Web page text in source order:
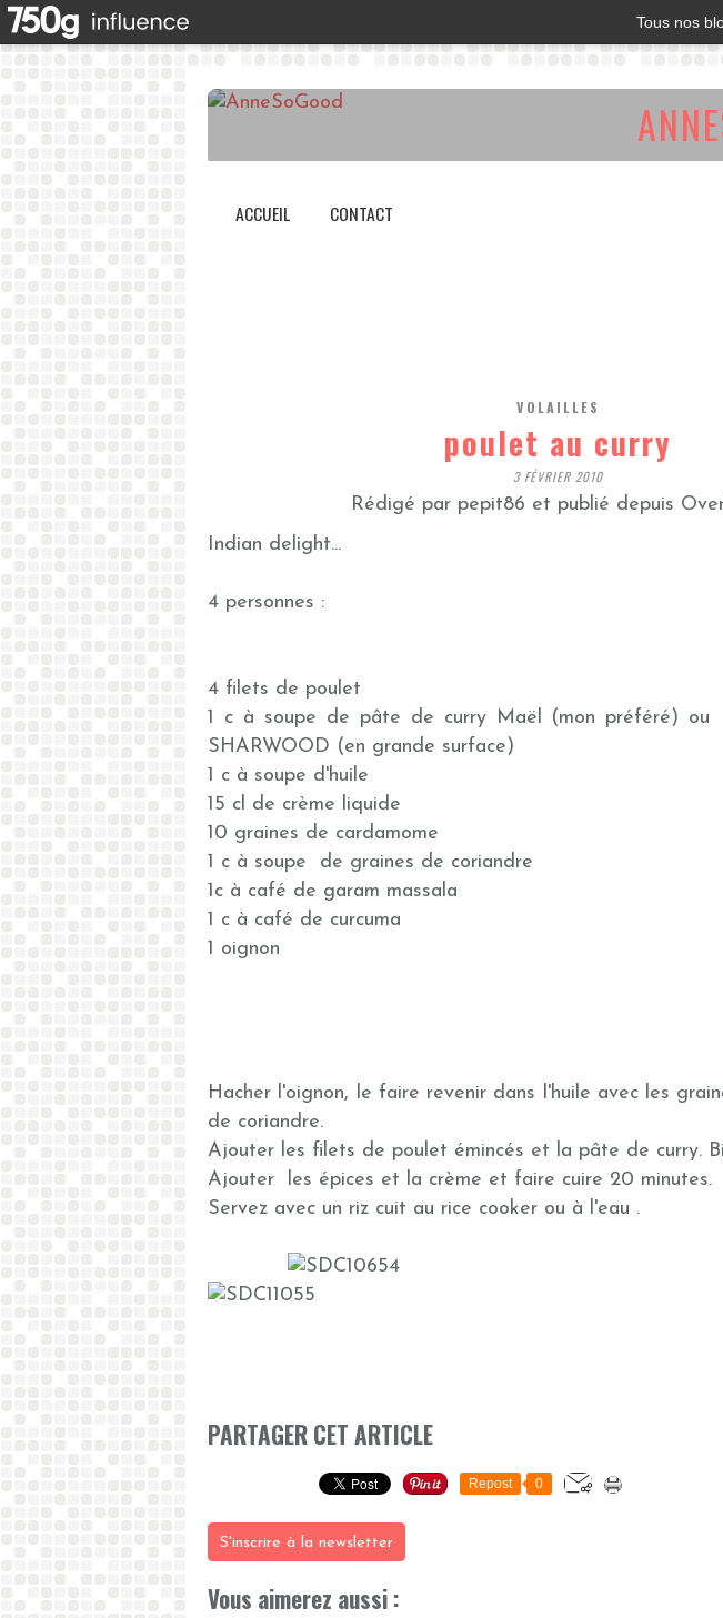
Tous nos
ACCUEIL CONTACT
VOLAILLES
poulet au curry
3 FÉVRIER 2010
Rédigé par pepit86 et publié depuis
Indian delight...
4 personnes :
4 filets de poulet
1 c à soupe de pâte de curry Maël (mon préféré)
SHARWOOD (en grande
1 c à soupe d'huile
15 cl de crème liquide
10 graines de cardamome
1 c à soupe de graines de coriandre
1c à café de garam massala
1 c à café de curcuma
1 oignon
Hacher l'oignon, le faire revenir dans l'huile avec les
de coriandre.
Ajouter les filets de poulet émincés et la pâte de curry.
Ajouter les épices et la crème et faire cuire 20 minutes.
Servez avec un riz cuit au rice cooker ou à l'eau .
PARTAGER CET ARTICLE
Repost 0
S'inscrire à la newsletter
Vous aimerez aussi :